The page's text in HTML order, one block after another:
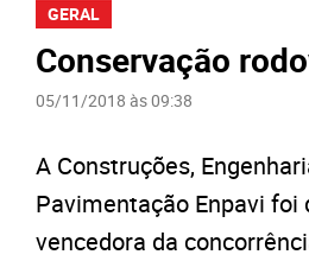
GERAL
Conservação
05/11/2018 às 09:38
A Construções,
Pavimentação Enpavi foi
vencedora da